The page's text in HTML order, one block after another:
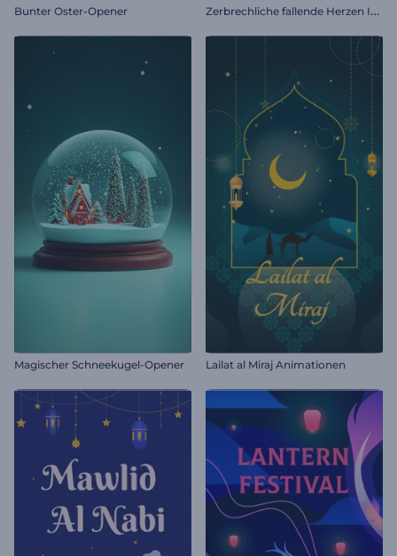
Bunter Oster-Opener Z
erbrechliche fallende Herzen Intro
Magischer Schneekugel-Opener Lailat al Miraj Animationen